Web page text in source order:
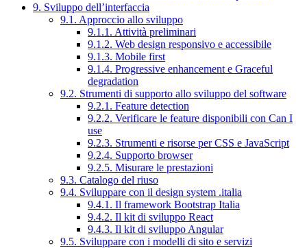
9. Sviluppo dell’interfaccia
9.1. Approccio allo sviluppo
9.1.1. Attività preliminari
9.1.2. Web design responsivo e accessibile
9.1.3. Mobile first
9.1.4. Progressive enhancement e Graceful
degradation
9.2. Strumenti di supporto allo sviluppo del software
9.2.1. Feature detection
9.2.2. Verificare le feature disponibili con Can I
use
9.2.3. Strumenti e risorse per CSS e JavaScript
9.2.4. Supporto browser
9.2.5. Misurare le prestazioni
9.3. Catalogo del riuso
9.4. Sviluppare con il design system .italia
9.4.1. Il framework Bootstrap Italia
9.4.2. Il kit di sviluppo React
9.4.3. Il kit di sviluppo Angular
9.5. Sviluppare con i modelli di sito e servizi